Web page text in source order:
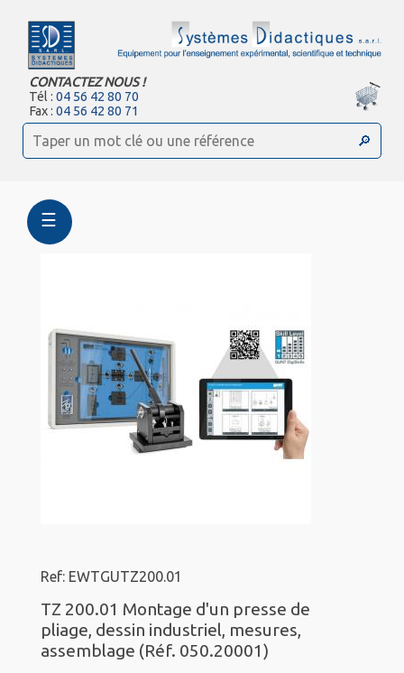
CONTACTEZ NOUS !
Tél :04 56 42 80 70
Fax :04 56 42 80 71
☰
Ref: EWTGUTZ200.01
TZ 200.01 Montage d'un presse de
pliage, dessin industriel, mesures,
assemblage (Réf. 050.20001)